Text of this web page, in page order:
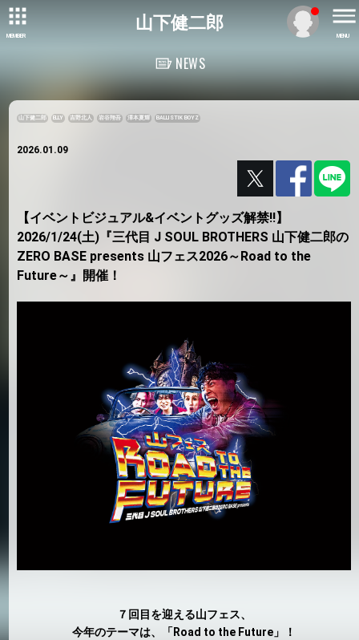
MEMBER MENU
山下健二郎
NEWS
山下健二郎 ELLY 吉野北人 岩谷翔吾 澤本夏輝 BALLISTIK BOYZ
2026.01.09
【イベントビジュアル&イベントグッズ解禁!!】
2026/1/24(土)『三代目 J SOUL BROTHERS 山下健二郎の
ZERO BASE presents 山フェス2026～Road to the
Future～』開催！
７回目を迎える山フェス、
今年のテーマは、「Road to the Future」！